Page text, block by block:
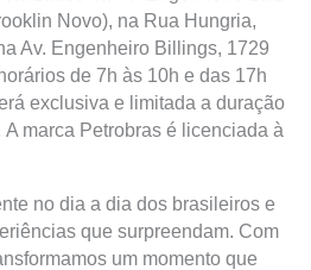
Novo), na Rua Hungria,
Av. Engenheiro Billings, 1729
de 7h às 10h e das 17h
exclusiva e limitada a duração
marca Petrobras é licenciada à
no dia a dia dos brasileiros e
que surpreendam. Com
um momento que